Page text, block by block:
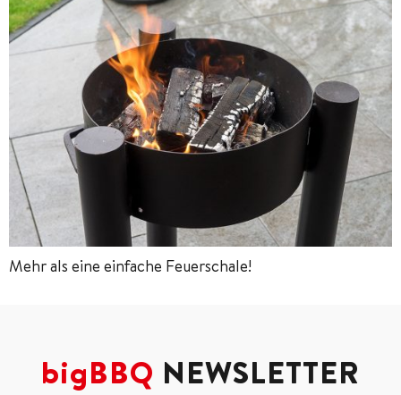
Mehr als eine einfache Feuerschale!
bigBBQ NEWSLETTER